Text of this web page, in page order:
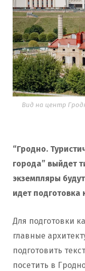
Вид на центр
“Гродно.
города” выйдет
экземпляры
идет подготовка
Для подготовки
главные
подготовить
посетить в